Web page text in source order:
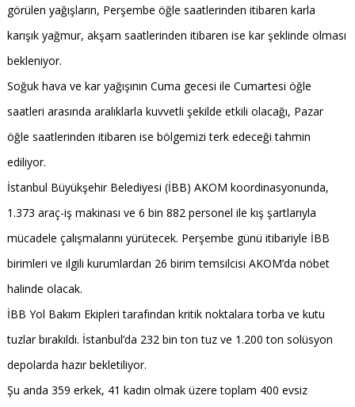
görülen yağışların, Perşembe öğle saatlerinden itibaren karla
karışık yağmur, akşam saatlerinden itibaren ise kar şeklinde olması
bekleniyor.
Soğuk hava ve kar yağışının Cuma gecesi ile Cumartesi öğle
saatleri arasında aralıklarla kuvvetli şekilde etkili olacağı, Pazar
öğle saatlerinden itibaren ise bölgemizi terk edeceği tahmin
ediliyor.
İstanbul Büyükşehir Belediyesi (İBB) AKOM koordinasyonunda,
1.373 araç-iş makinası ve 6 bin 882 personel ile kış şartlarıyla
mücadele çalışmalarını yürütecek. Perşembe günü itibariyle İBB
birimleri ve ilgili kurumlardan 26 birim temsilcisi AKOM’da nöbet
halinde olacak.
İBB Yol Bakım Ekipleri tarafından kritik noktalara torba ve kutu
tuzlar bırakıldı. İstanbul’da 232 bin ton tuz ve 1.200 ton solüsyon
depolarda hazır bekletiliyor.
Şu anda 359 erkek, 41 kadın olmak üzere toplam 400 evsiz